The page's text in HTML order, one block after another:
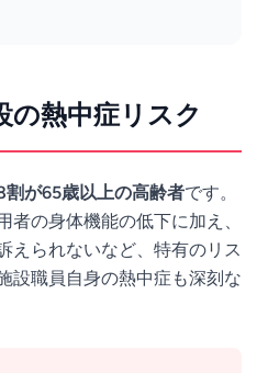
の熱中症リスク
割が65歳以上の高齢者です。
の身体機能の低下に加え、
えられないなど、特有のリス
設職員自身の熱中症も深刻な